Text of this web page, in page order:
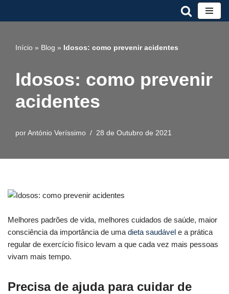
Início » Blog » Idosos: como prevenir acidentes
Idosos: como prevenir
acidentes
por António Veríssimo 28 de Outubro de 2021
Melhores padrões de vida, melhores cuidados de saúde, maior
consciência da importância de uma dieta saudável e a prática
regular de exercício físico levam a que cada vez mais pessoas
vivam mais tempo.
Precisa de ajuda para cuidar de